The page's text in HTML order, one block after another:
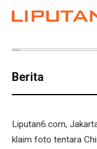
Berita
Liputan6.com,
klaim foto tentara